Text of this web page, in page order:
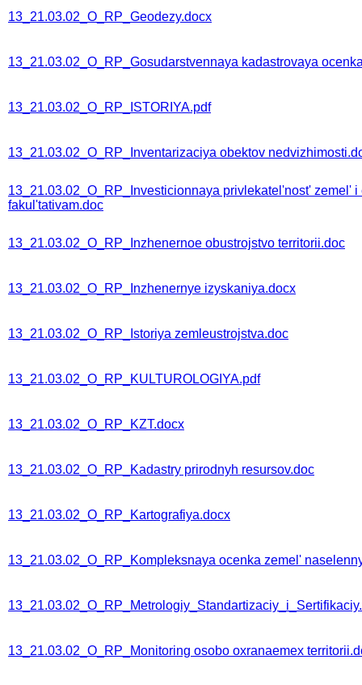
13_21.03.02_O_RP_Geodezy.docx
13_21.03.02_O_RP_Gosudarstvennaya kadastrovaya
13_21.03.02_O_RP_ISTORIYA.pdf
13_21.03.02_O_RP_Inventarizaciya obektov
13_21.03.02_O_RP_Investicionnaya privlekatel'nost' zemel'
fakul'tativam.doc
13_21.03.02_O_RP_Inzhenernoe obustrojstvo territorii.doc
13_21.03.02_O_RP_Inzhenernye izyskaniya.docx
13_21.03.02_O_RP_Istoriya zemleustrojstva.doc
13_21.03.02_O_RP_KULTUROLOGIYA.pdf
13_21.03.02_O_RP_KZT.docx
13_21.03.02_O_RP_Kadastry prirodnyh resursov.doc
13_21.03.02_O_RP_Kartografiya.docx
13_21.03.02_O_RP_Kompleksnaya ocenka zemel'
13_21.03.02_O_RP_Monitoring osobo oxranaemex